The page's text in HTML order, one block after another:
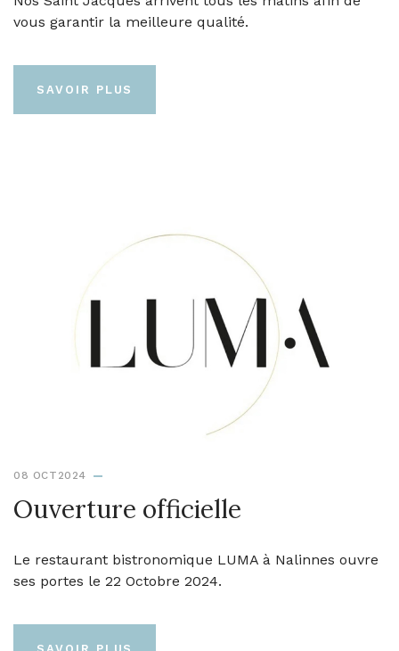
vous garantir la meilleure qualité.
SAVOIR PLUS
08 OCT2024
Ouverture officielle
Le restaurant bistronomique LUMA à Nalinnes ouvre
ses portes le 22 Octobre 2024.